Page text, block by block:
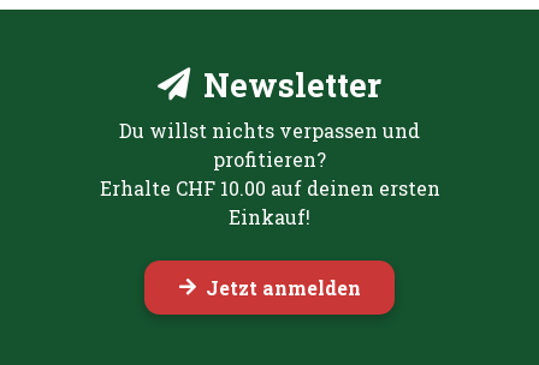
Newsletter
Du willst nichts verpassen und
profitieren?
Erhalte CHF 10.00 auf deinen ersten
Einkauf!
Jetzt anmelden